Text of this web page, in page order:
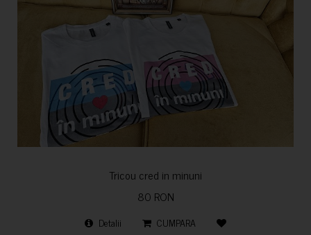
Tricou cred in minuni
80 RON
Detalii CUMPARA